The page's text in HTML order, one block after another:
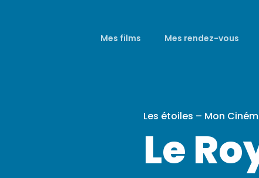
Mes films Mes rendez-vous
Les étoiles – Mon
Le